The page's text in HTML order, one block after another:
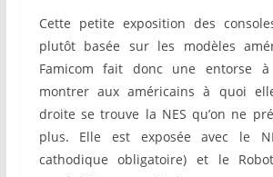
Cette petite exposition des
plutôt basée sur les modèles
Famicom fait donc une entorse
montrer aux américains à quoi
droite se trouve la NES qu’on ne
plus. Elle est exposée avec le
cathodique obligatoire) et le